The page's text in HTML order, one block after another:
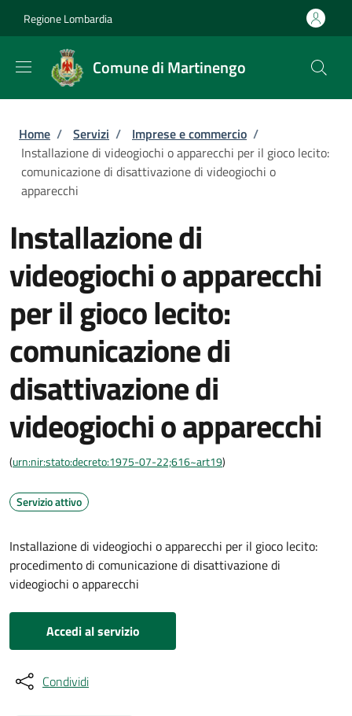
Regione Lombardia
Comune di Martinengo
Briciole di pane
Home / Servizi / Imprese e commercio /
Installazione di videogiochi o apparecchi per il gioco lecito:
comunicazione di disattivazione di videogiochi o
apparecchi
Installazione di
videogiochi o apparecchi
per il gioco lecito:
comunicazione di
disattivazione di
videogiochi o apparecchi
(urn:nir:stato:decreto:1975-07-22;616~art19)
Servizio attivo
Installazione di videogiochi o apparecchi per il gioco lecito:
procedimento di comunicazione di disattivazione di
videogiochi o apparecchi
Accedi al servizio
Condividi